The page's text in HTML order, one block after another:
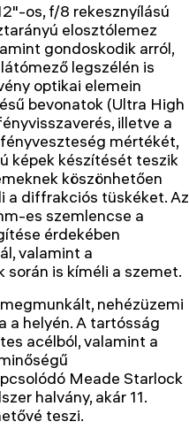
os, f/8 rekesznyílású
elosztólemez
gondoskodik arról,
legszélén is
optikai elemein
bevonatok (Ultra High
illetve a
mértékét,
képek készítését teszik
köszönhetően
a diffrakciós tüskéket. Az
es szemlencse a
érdekében
valamint a
is kíméli a szemet.
nehézüzemi
a helyén. A tartósság
acélból, valamint a
Meade Starlock
halvány, akár 11.
teszi.